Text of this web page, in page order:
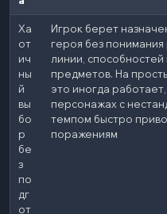
Ха
от
ич
ны
й
вы
бо
р
бе
з
по
дг
от
Игрок берет
героя без понимания
линии, способностей
предметов. На
это иногда
персонажах с
темпом быстро
поражениям